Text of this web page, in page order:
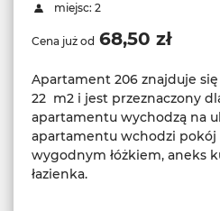
miejsc: 2
Cena już od 68,50 zł
Apartament 206 znajduje
22 m2 i jest przeznaczony
apartamentu wychodzą na
apartamentu wchodzi pokój
wygodnym łóżkiem, aneks
łazienka.